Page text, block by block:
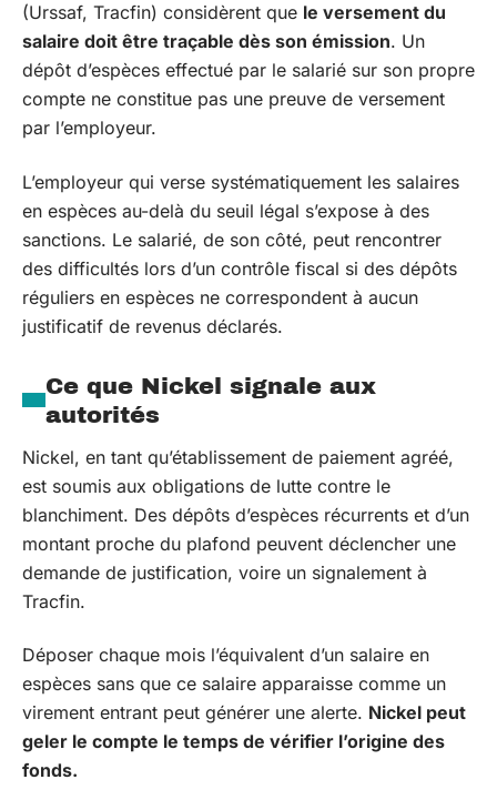
(Urssaf, Tracfin) considèrent que le versement du
salaire doit être traçable dès son émission. Un
dépôt d’espèces effectué par le salarié sur son propre
compte ne constitue pas une preuve de versement
par l’employeur.
L’employeur qui verse systématiquement les salaires
en espèces au-delà du seuil légal s’expose à des
sanctions. Le salarié, de son côté, peut rencontrer
des difficultés lors d’un contrôle fiscal si des dépôts
réguliers en espèces ne correspondent à aucun
justificatif de revenus déclarés.
Ce que Nickel signale aux
autorités
Nickel, en tant qu’établissement de paiement agréé,
est soumis aux obligations de lutte contre le
blanchiment. Des dépôts d’espèces récurrents et d’un
montant proche du plafond peuvent déclencher une
demande de justification, voire un signalement à
Tracfin.
Déposer chaque mois l’équivalent d’un salaire en
espèces sans que ce salaire apparaisse comme un
virement entrant peut générer une alerte. Nickel peut
geler le compte le temps de vérifier l’origine des
fonds.